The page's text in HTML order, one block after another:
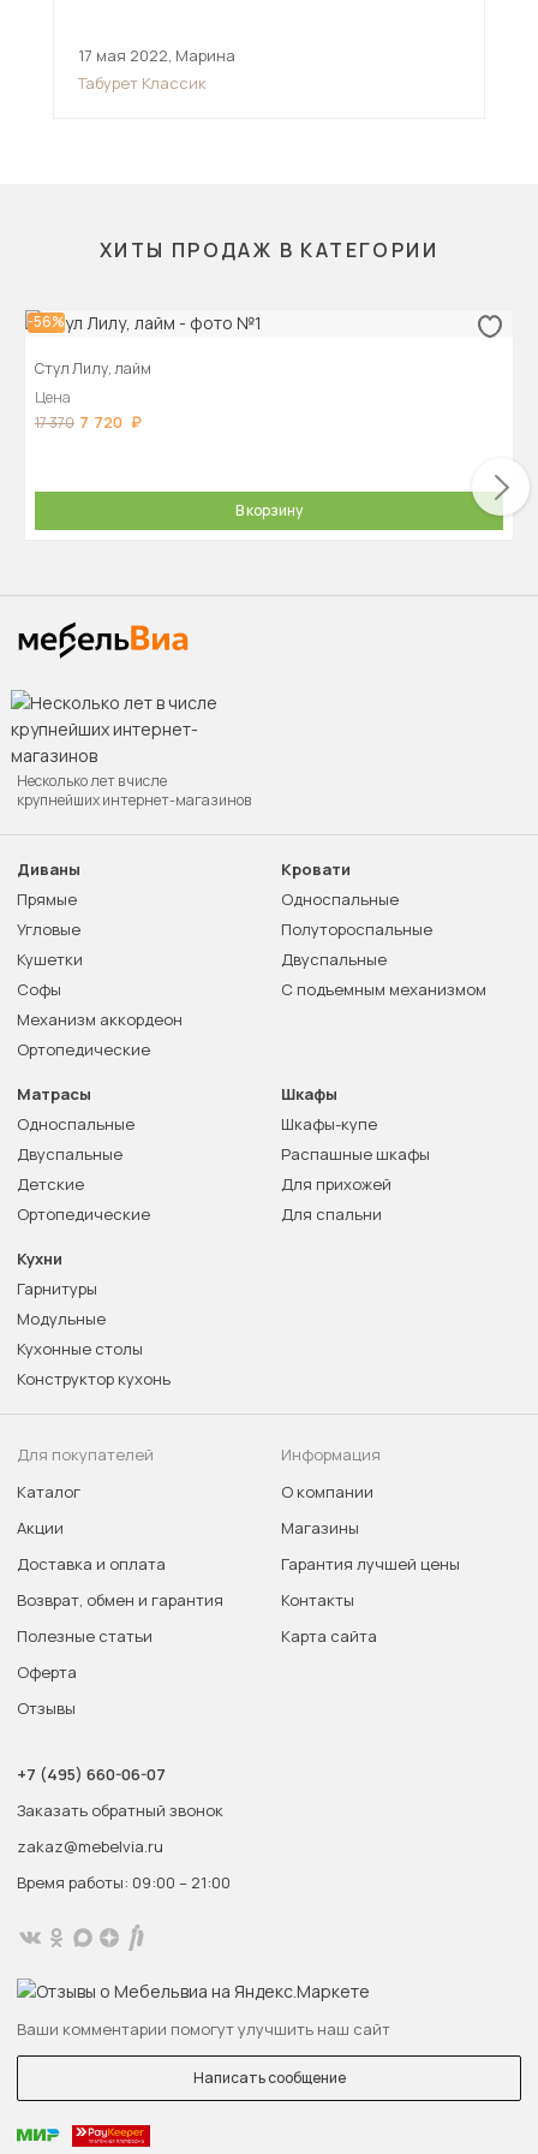
17 мая 2022, Марина
Табурет Классик
ХИТЫ ПРОДАЖ В КАТЕГОРИИ
-56%
Стул Лилу, лайм
Цена
17 370 7 720
В корзину
Несколько лет в числе
крупнейших интернет-магазинов
Диваны
Прямые
Угловые
Кушетки
Софы
Механизм аккордеон
Ортопедические
Кровати
Односпальные
Полутороспальные
Двуспальные
С подъемным механизмом
Матрасы
Односпальные
Двуспальные
Детские
Ортопедические
Шкафы
Шкафы-купе
Распашные шкафы
Для прихожей
Для спальни
Кухни
Гарнитуры
Модульные
Кухонные столы
Конструктор кухонь
Для покупателей
Каталог
Акции
Доставка и оплата
Возврат, обмен и гарантия
Полезные статьи
Оферта
Отзывы
Информация
О компании
Магазины
Гарантия лучшей цены
Контакты
Карта сайта
+7 (495) 660-06-07
Заказать обратный звонок
zakaz@mebelvia.ru
Время работы: 09:00 – 21:00
Ваши комментарии помогут улучшить наш сайт
Написать сообщение